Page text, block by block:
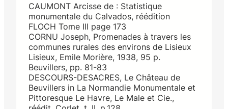
CAUMONT Arcisse de : Statistique
monumentale du Calvados, réédition
FLOCH Tome III page 173
CORNU Joseph, Promenades à travers les
communes rurales des environs de Lisieux
Lisieux, Emile Morière, 1938, 95 p.
Beuvillers, pp. 81-83
DESCOURS-DESACRES, Le Château de
Beuvillers in La Normandie Monumentale et
Pittoresque Le Havre, Le Male et Cie.,